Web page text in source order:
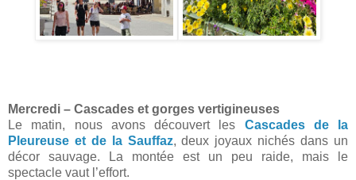
Mercredi – Cascades et gorges vertigineuses
Le matin, nous avons découvert les Cascades de la
Pleureuse et de la Sauffaz, deux joyaux nichés dans un
décor sauvage. La montée est un peu raide, mais le
spectacle vaut l’effort.